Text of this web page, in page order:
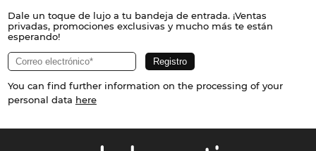
Dale un toque de lujo a tu bandeja de entrada. ¡Ventas
privadas, promociones exclusivas y mucho más te están
esperando!
You can find further information on the processing of your
personal data here